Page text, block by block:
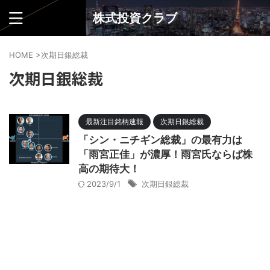
株式投資クラブ
HOME >次期日銀総裁
次期日銀総裁
最新注目銘柄速報 次期日銀総裁
「シン・ニチギン総裁」の最有力は
「雨宮正佳」が濃厚！雨宮氏ならば株
高の期待大！
2023/9/1 次期日銀総裁